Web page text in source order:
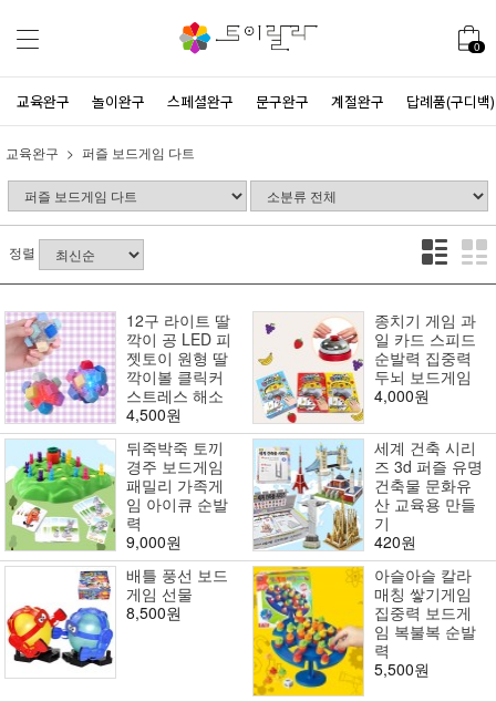
0
교육완구 놀이완구 스페셜완구 문구완구 계절완구 답례품(구디백)
교육완구 퍼즐 보드게임 다트
정렬
12구 라이트 딸
깍이 공 LED 피
젯토이 원형 딸
깍이볼 클릭커
스트레스 해소
4,500원
종치기 게임 과
일 카드 스피드
순발력 집중력
두뇌 보드게임
4,000원
뒤죽박죽 토끼
경주 보드게임
패밀리 가족게
임 아이큐 순발
력
9,000원
세계 건축 시리
즈 3d 퍼즐 유명
건축물 문화유
산 교육용 만들
기
420원
배틀 풍선 보드
게임 선물
8,500원
아슬아슬 칼라
매칭 쌓기게임
집중력 보드게
임 복불복 순발
력
5,500원